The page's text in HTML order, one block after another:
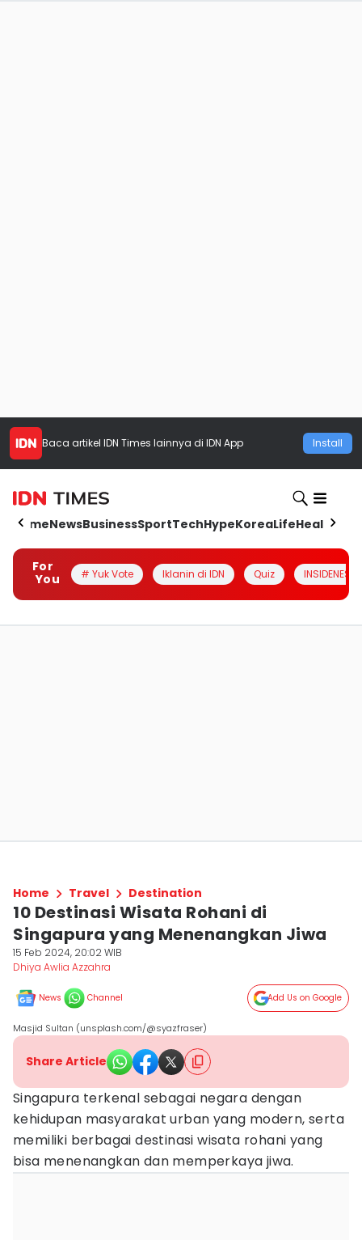
Baca artikel IDN Times lainnya di IDN App Install
HomeNewsBusinessSportTechHypeKoreaLifeHealth
For
You
# Yuk Vote Iklanin di IDN Quiz INSIDENESIA
Home Travel Destination
10 Destinasi Wisata Rohani di
Singapura yang Menenangkan Jiwa
15 Feb 2024, 20:02 WIB
Dhiya Awlia Azzahra
News Channel Add Us on Google
Masjid Sultan (unsplash.com/@syazfraser)
Share Article
Singapura terkenal sebagai negara dengan
kehidupan masyarakat urban yang modern, serta
memiliki berbagai destinasi wisata rohani yang
bisa menenangkan dan memperkaya jiwa.